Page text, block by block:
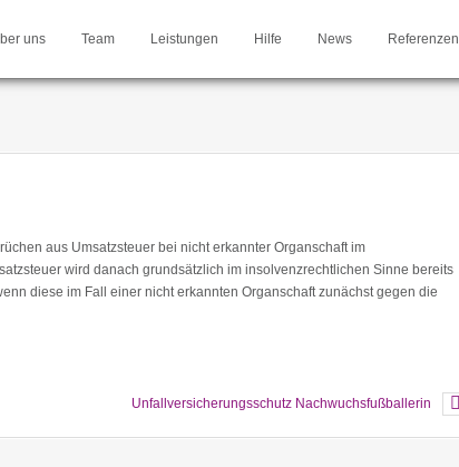
uns Team Leistungen Hilfe News Referenzen
aus Umsatzsteuer bei nicht erkannter Organschaft im
wird danach grundsätzlich im insolvenzrechtlichen Sinne bereits
diese im Fall einer nicht erkannten Organschaft zunächst gegen die
Unfallversicherungsschutz Nachwuchsfußballerin